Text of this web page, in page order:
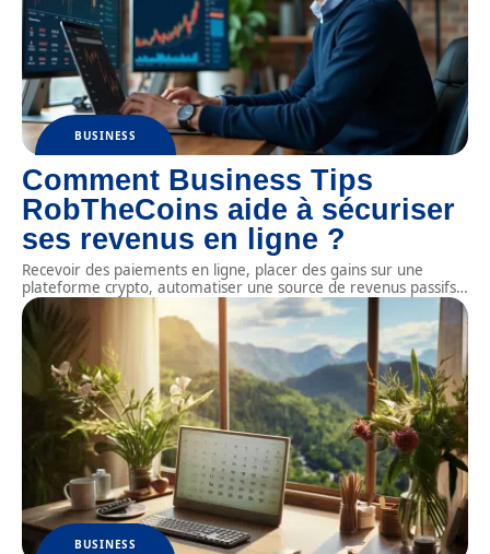
BUSINESS
Comment Business Tips
RobTheCoins aide à sécuriser
ses revenus en ligne ?
Recevoir des paiements en ligne, placer des gains sur une
plateforme crypto, automatiser une source de revenus passifs…
BUSINESS